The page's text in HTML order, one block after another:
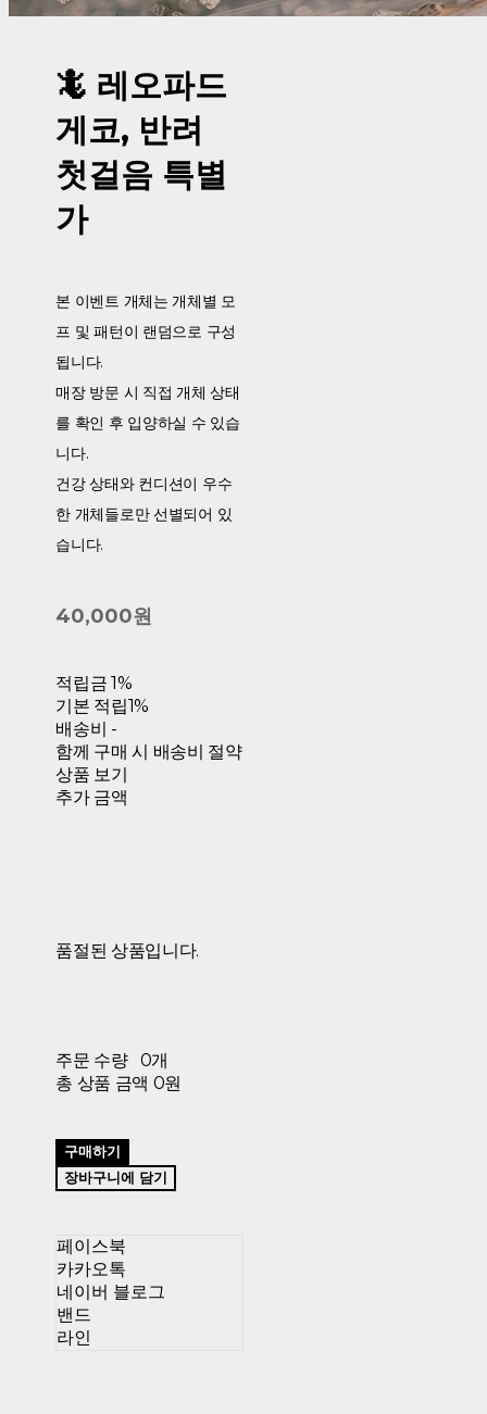
🦎 레오파드
게코, 반려
첫걸음 특별
가
본 이벤트 개체는 개체별 모
프 및 패턴이 랜덤으로 구성
됩니다.
매장 방문 시 직접 개체 상태
를 확인 후 입양하실 수 있습
니다.
건강 상태와 컨디션이 우수
한 개체들로만 선별되어 있
습니다.
40,000원
적립금 1%
기본 적립1%
배송비 -
함께 구매 시 배송비 절약
상품 보기
추가 금액
품절된 상품입니다.
주문 수량
0개
총 상품 금액 0원
구매하기
장바구니에 담기
페이스북
카카오톡
네이버 블로그
밴드
라인